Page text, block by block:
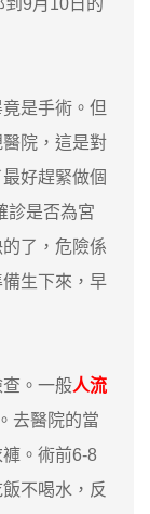
9月10日的
是手術。但
院，這是對
好趕緊做個
診是否為宮
了，危險係
生下來，早
。一般人流
去醫院的當
。術前6-8
不喝水，反